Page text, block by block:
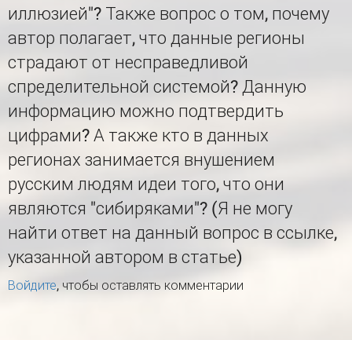
иллюзией"? Также вопрос о том, почему
автор полагает, что данные регионы
страдают от несправедливой
спределительной системой? Данную
информацию можно подтвердить
цифрами? А также кто в данных
регионах занимается внушением
русским людям идеи того, что они
являются "сибиряками"? (Я не могу
найти ответ на данный вопрос в ссылке,
указанной автором в статье)
Войдите, чтобы оставлять комментарии